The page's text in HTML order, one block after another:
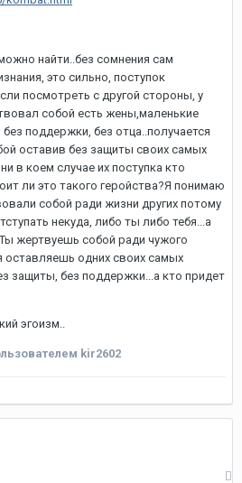
найти..без сомнения сам
это сильно, поступок
посмотреть с другой стороны, у
собой есть жены,маленькие
поддержки, без отца..получается
оставив без защиты своих самых
в коем случае их поступка кто
ли это такого геройства?Я понимаю
собой ради жизни других потому
некуда, либо ты либо тебя...а
жертвуешь собой ради чужого
одних своих самых
защиты, без поддержки...а кто придет
эгоизм..
kir2602